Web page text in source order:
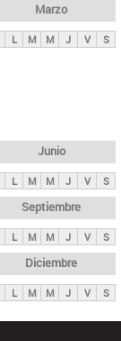
Marzo
L M M J V S
Junio
L M M J V S
Septiembre
L M M J V S
Diciembre
L M M J V S